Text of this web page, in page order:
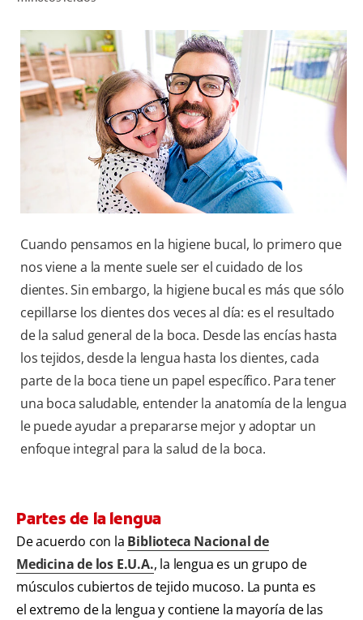
SELECCIÓN DE PRODUCTOS
PARA PROFESIONALES
CUPONES
Cuando pensamos en la higiene bucal, lo primero que
nos viene a la mente suele ser el cuidado de los
dientes. Sin embargo, la higiene bucal es más que sólo
cepillarse los dientes dos veces al día: es el resultado
de la salud general de la boca. Desde las encías hasta
los tejidos, desde la lengua hasta los dientes, cada
parte de la boca tiene un papel específico. Para tener
una boca saludable, entender la anatomía de la lengua
le puede ayudar a prepararse mejor y adoptar un
enfoque integral para la salud de la boca.
Partes de la lengua
De acuerdo con la Biblioteca Nacional de
Medicina de los E.U.A., la lengua es un grupo de
músculos cubiertos de tejido mucoso. La punta es
el extremo de la lengua y contiene la mayoría de las